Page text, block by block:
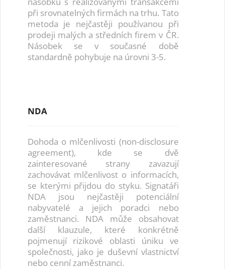
při srovnatelných firmách na trhu. Tato
metoda je nejčastěji používanou při
prodeji malých a středních firem v ČR.
Násobek se v současné době
standardně pohybuje na úrovni 3-5.
NDA
Dohoda o mlčenlivosti (non-disclosure
agreement), kde se dvě
zainteresované strany zavazují
zachovávat mlčenlivost o informacích,
se kterými přijdou do styku. Signatáři
NDA jsou nejčastěji potenciální
nabyvatelé a jejich poradci nebo
zaměstnanci. NDA může obsahovat
další klauzule, které konkrétně
pojmenují rizikové oblasti úniku ve
společnosti, jako je duševní vlastnictví
nebo cenní zaměstnanci.